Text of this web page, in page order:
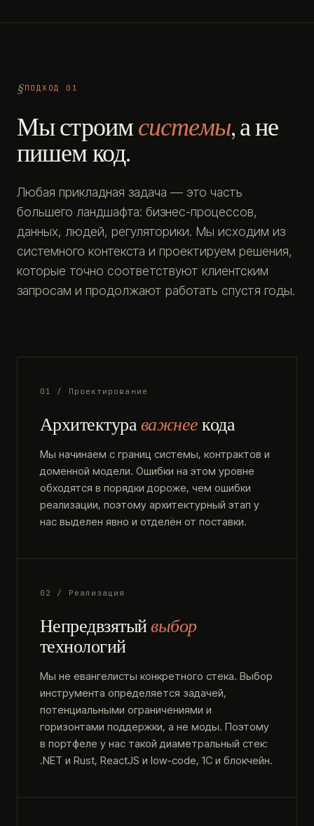
ПОДХОД 01
Мы строимсистемы, а не
пишем код.
Любая прикладная задача — это часть
большего ландшафта: бизнес-процессов,
данных, людей, регуляторики. Мы исходим из
системного контекста и проектируем решения,
которые точно соответствуют клиентским
запросам и продолжают работать спустя годы.
01 / Проектирование
Архитектураважнеекода
Мы начинаем с границ системы, контрактов и
доменной модели. Ошибки на этом уровне
обходятся в порядки дороже, чем ошибки
реализации, поэтому архитектурный этап у
нас выделен явно и отделён от поставки.
02 / Реализация
Непредвзятыйвыбор
технологий
Мы не евангелисты конкретного стека. Выбор
инструмента определяется задачей,
потенциальными ограничениями и
горизонтами поддержки, а не моды. Поэтому
в портфеле у нас такой диаметральный стек:
.NET и Rust, ReactJS и low-code, 1С и блокчейн.